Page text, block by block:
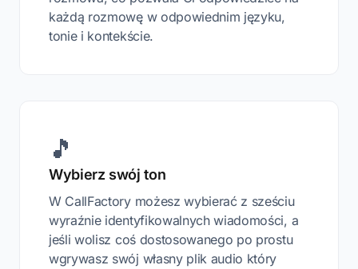
każdą rozmowę w odpowiednim języku,
tonie i kontekście.
🎵
Wybierz swój ton
W CallFactory możesz wybierać z sześciu
wyraźnie identyfikowalnych wiadomości, a
jeśli wolisz coś dostosowanego po prostu
wgrywasz swój własny plik audio który